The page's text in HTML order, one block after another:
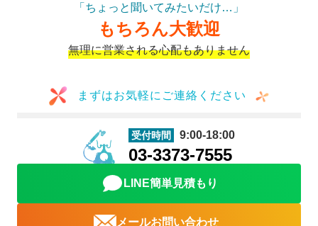
「ちょっと聞いてみたいだけ…」
もちろん大歓迎
無理に営業される心配もありません
まずはお気軽にご連絡ください
受付時間 9:00-18:00
03-3373-7555
LINE簡単見積もり
メールお問い合わせ